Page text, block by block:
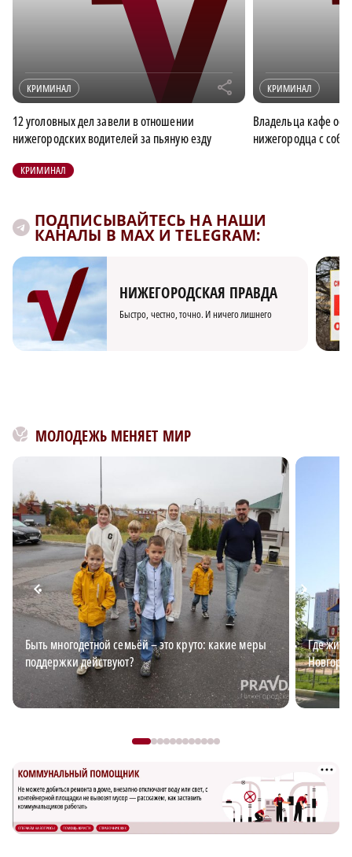
КРИМИНАЛ r
12 уголовных дел завели в отношении
нижегородских водителей за пьяную езду
КРИМИНАЛ
Владельца кафе
нижегородца с
КРИМИНАЛ
ПОДПИСЫВАЙТЕСЬ НА НАШИ
КАНАЛЫ В MAX И TELEGRAM:
НИЖЕГОРОДСКАЯ ПРАВДА
Быстро, честно, точно. И ничего лишнего
МОЛОДЕЖЬ МЕНЯЕТ МИР
Быть многодетной семьёй – это круто: какие меры
поддержки действуют?
Где